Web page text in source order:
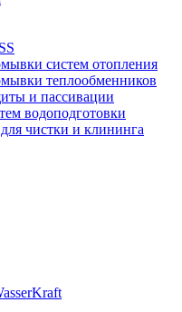
систем отопления
теплообменников
и пассивации
водоподготовки
чистки и клининга